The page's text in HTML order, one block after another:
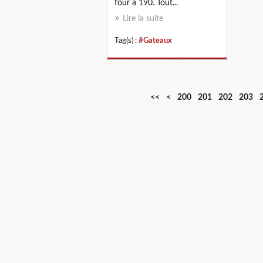
four à 190. Tout...
Lire la suite
Tag(s) : #Gateaux
<< < 200 201 202 203